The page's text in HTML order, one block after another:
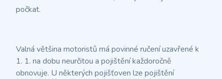
počkat.
Valná většina motoristů má povinné ručení uzavřené k
1. 1. na dobu neurčitou a pojištění každoročně
obnovuje. U některých pojišťoven lze pojištění